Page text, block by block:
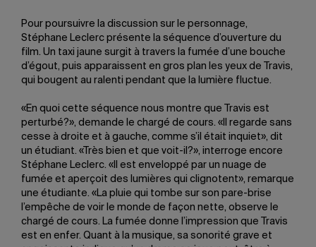
Pour poursuivre la discussion sur le personnage,
Stéphane Leclerc présente la séquence d’ouverture du
film. Un taxi jaune surgit à travers la fumée d’une bouche
d’égout, puis apparaissent en gros plan les yeux de Travis,
qui bougent au ralenti pendant que la lumière fluctue.
«En quoi cette séquence nous montre que Travis est
perturbé?», demande le chargé de cours. «Il regarde sans
cesse à droite et à gauche, comme s’il était inquiet», dit
un étudiant. «Très bien et que voit-il?», interroge encore
Stéphane Leclerc. «Il est enveloppé par un nuage de
fumée et aperçoit des lumières qui clignotent», remarque
une étudiante. «La pluie qui tombe sur son pare-brise
l’empêche de voir le monde de façon nette, observe le
chargé de cours. La fumée donne l’impression que Travis
est en enfer. Quant à la musique, sa sonorité grave et